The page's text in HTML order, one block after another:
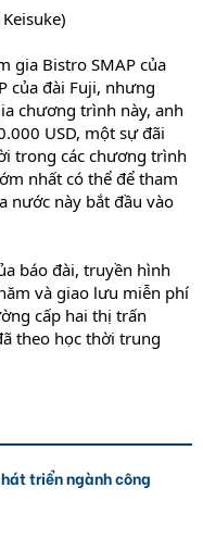
gia Bistro SMAP của
của đài Fuji, nhưng
chương trình này, anh
USD, một sự đãi
trong các chương trình
nhất có thể để tham
nước này bắt đầu vào
báo đài, truyền hình
và giao lưu miễn phí
cấp hai thị trấn
theo học thời trung
triển ngành công